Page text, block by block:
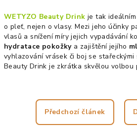
WETYZO Beauty Drink je tak
o pleť, nejen o vlasy. Mezi jeho účinky
vlasů a snížení míry jejich vypadávání
hydratace pokožkya zajištění jejího
vyhlazování vrásek či boj se stařeckými
Beauty Drink je zkrátka skvělou volbou
Předchozí článek